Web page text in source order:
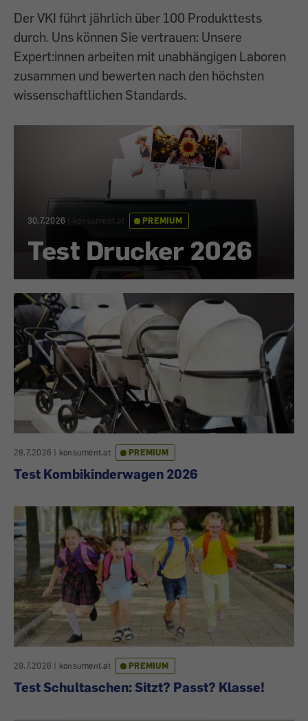
Der VKI führt jährlich über 100 Produkttests
durch. Uns können Sie vertrauen: Unsere
Expert:innen arbeiten mit unabhängigen Laboren
zusammen und bewerten nach den höchsten
wissenschaftlichen Standards.
30.7.2026 konsument.at PREMIUM
Test Drucker 2026
28.7.2026 | konsument.at PREMIUM
Test Kombikinderwagen 2026
29.7.2026 | konsument.at PREMIUM
Test Schultaschen: Sitzt? Passt? Klasse!